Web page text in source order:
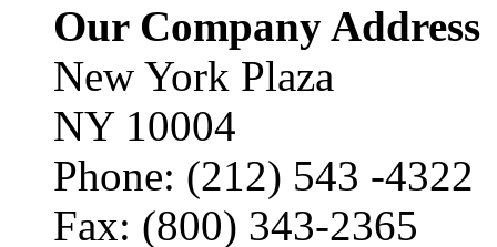
Our Company Address
New York Plaza
NY 10004
Phone: (212) 543 -4322
Fax: (800) 343-2365